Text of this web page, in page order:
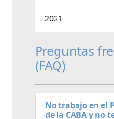
2021
Preguntas
(FAQ)
No trabajo en el
de la CABA y no